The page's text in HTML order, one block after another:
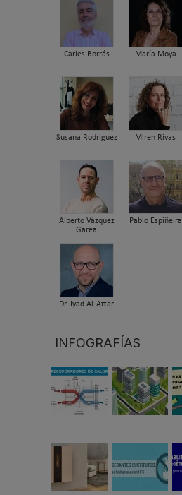
Carles Borrás María Moya
Susana Rodriguez Miren Rivas
Alberto Vázquez
Garea
Pablo Espiñeira
Dr. Iyad Al-Attar
INFOGRAFÍAS